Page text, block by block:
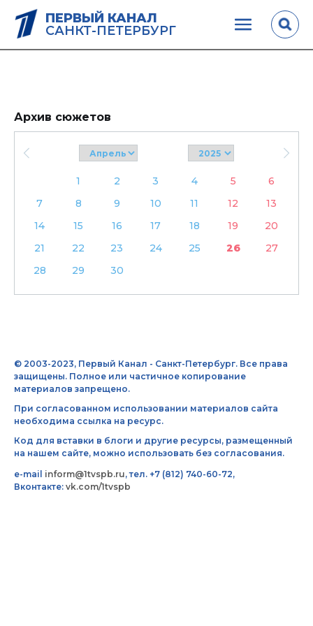
ПЕРВЫЙ КАНАЛ
САНКТ-ПЕТЕРБУРГ
Архив сюжетов
1 2 3 4 5
6
7
8 9 10 11 12
13
14
15 16 17 18 19
20
21
22 23 24 25 26
27
28
29 30
© 2003-2023, Первый Канал - Санкт-Петербург. Все права
защищены. Полное или частичное копирование
материалов запрещено.
При согласованном использовании материалов сайта
необходима ссылка на ресурс.
Код для вставки в блоги и другие ресурсы, размещенный
на нашем сайте, можно использовать без согласования.
e-mail inform@1tvspb.ru, тел. +7 (812) 740-60-72,
Вконтакте: vk.com/1tvspb